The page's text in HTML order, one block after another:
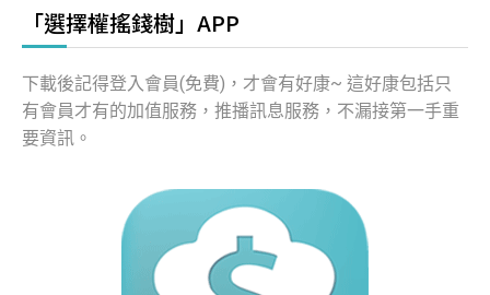
「選擇權搖錢樹」APP
下載後記得登入會員(免費)，才會有好康~ 這好康包括只
有會員才有的加值服務，推播訊息服務，不漏接第一手重
要資訊。